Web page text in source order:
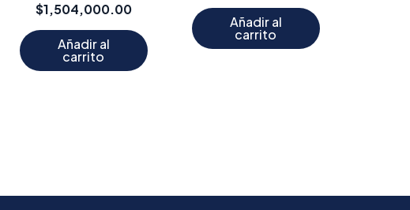
$1,504,000.00
Añadir al
carrito
Añadir al
carrito